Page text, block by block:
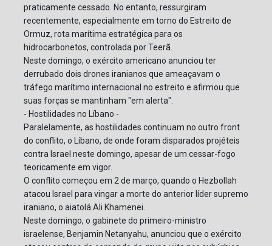
praticamente cessado. No entanto, ressurgiram
recentemente, especialmente em torno do Estreito de
Ormuz, rota marítima estratégica para os
hidrocarbonetos, controlada por Teerã.
Neste domingo, o exército americano anunciou ter
derrubado dois drones iranianos que ameaçavam o
tráfego marítimo internacional no estreito e afirmou que
suas forças se mantinham "em alerta".
- Hostilidades no Líbano -
Paralelamente, as hostilidades continuam no outro front
do conflito, o Líbano, de onde foram disparados projéteis
contra Israel neste domingo, apesar de um cessar-fogo
teoricamente em vigor.
O conflito começou em 2 de março, quando o Hezbollah
atacou Israel para vingar a morte do anterior líder supremo
iraniano, o aiatolá Ali Khamenei.
Neste domingo, o gabinete do primeiro-ministro
israelense, Benjamin Netanyahu, anunciou que o exército